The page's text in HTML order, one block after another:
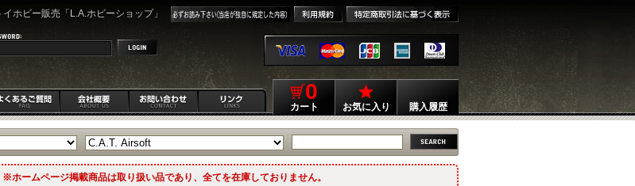
ホビー販売「L.A.ホビーショップ」
0
カート お気に入り 購入履歴
ホームページ掲載商品は取り扱い品であり、全てを在庫しておりません。